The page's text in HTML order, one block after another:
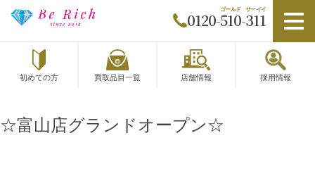
0120-510-311
初めての方 買取品目一覧 店舗情報 採用情報
☆富山店グランドオープン☆